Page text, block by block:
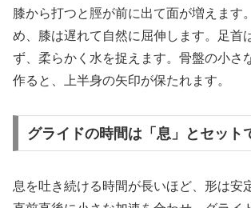
膝から打つと脛が前に出て面が増えます
め、膝は遅れて自然に屈伸します。足首
ず、柔らかく水を捉えます。骨盤の小さ
作ると、上半身の矢印が保たれます。
グライドの時間は「息」とセット
息を吐き続ける時間が長いほど、形は安